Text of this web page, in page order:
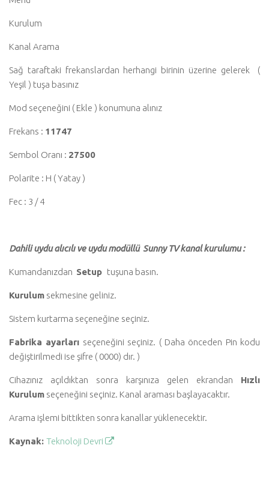
Kurulum
Kanal Arama
Sağ taraftaki frekanslardan herhangi birinin üzerine gelerek (
Yeşil ) tuşa basınız
Mod seçeneğini ( Ekle ) konumuna alınız
Frekans : 11747
Sembol Oranı : 27500
Polarite : H ( Yatay )
Fec : 3 / 4
Dahili uydu alıcılı ve uydu modüllü Sunny TV kanal kurulumu :
Kumandanızdan Setup tuşuna basın.
Kurulum sekmesine geliniz.
Sistem kurtarma seçeneğine seçiniz.
Fabrika ayarları seçeneğini seçiniz. ( Daha önceden Pin kodu
değiştirilmedi ise şifre ( 0000) dır. )
Cihazınız açıldıktan sonra karşınıza gelen ekrandan Hızlı
Kurulum seçeneğini seçiniz. Kanal araması başlayacaktır.
Arama işlemi bittikten sonra kanallar yüklenecektir.
Kaynak: Teknoloji Devri